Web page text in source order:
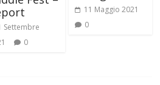
Settembre
0
11 Maggio 2021
0